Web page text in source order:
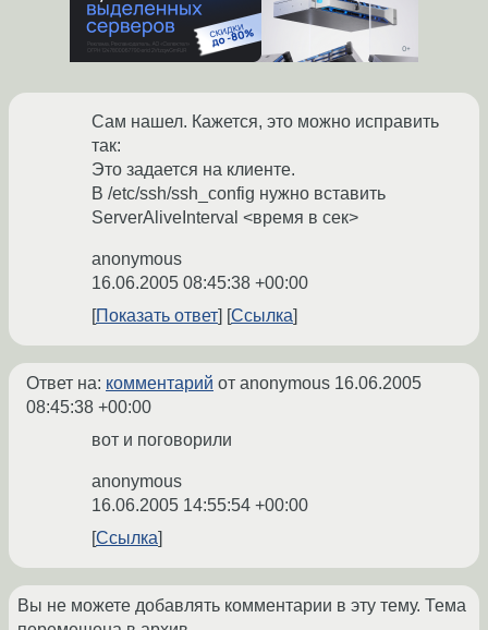
Сам нашел. Кажется, это можно исправить
так:
Это задается на клиенте.
В /etc/ssh/ssh_config нужно вставить
ServerAliveInterval <время в сек>
anonymous
16.06.2005 08:45:38 +00:00
Показать ответ
Ссылка
Ответ на: комментарий от anonymous 16.06.2005
08:45:38 +00:00
вот и поговорили
anonymous
16.06.2005 14:55:54 +00:00
Ссылка
Вы не можете добавлять комментарии в эту тему. Тема